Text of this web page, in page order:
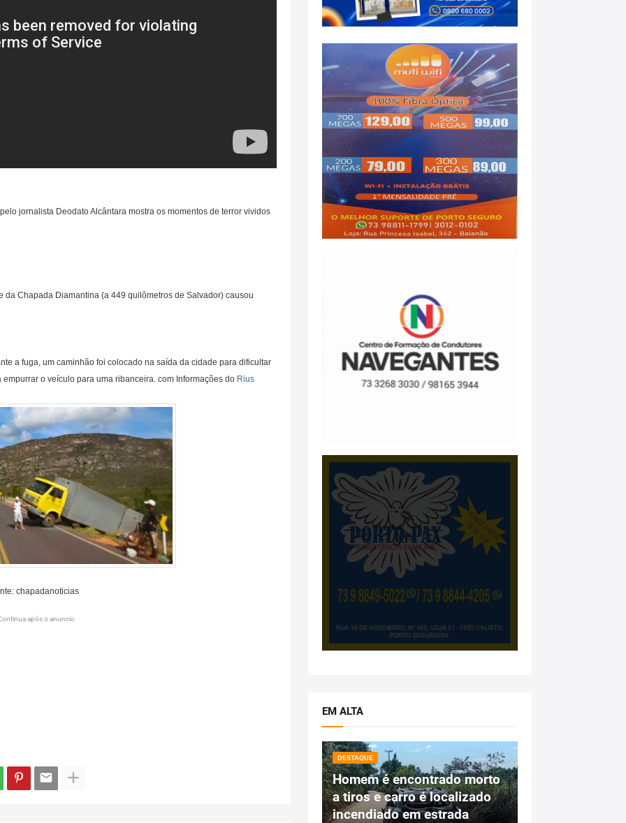
jornalista Deodato Alcântara mostra os momentos de terror vividos
Chapada Diamantina (a 449 quilômetros de Salvador) causou
a fuga, um caminhão foi colocado na saída da cidade para dificultar
o veículo para uma ribanceira. com Informações do Rius
chapadanoticias
após o anuncio
EM ALTA
DESTAQUE
Homem é encontrado morto
a tiros e carro é localizado
incendiado em estrada